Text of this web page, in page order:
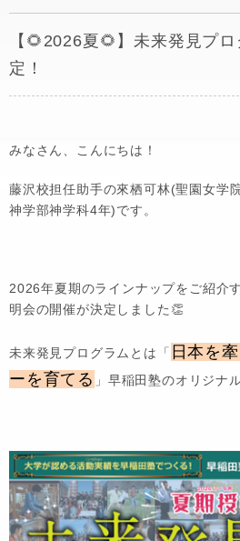
【🌻2026夏🌻】未来発見プ
定！
みなさん、こんにちは！
藤沢校担任助手の來栖可林(聖園女学
神学部神学科4年)です。
2026年夏期のラインナップをご紹介
明会の開催が決定しました👏
未来発見プログラムとは「 日本を
ーを育てる 」早稲田塾のオリジナ